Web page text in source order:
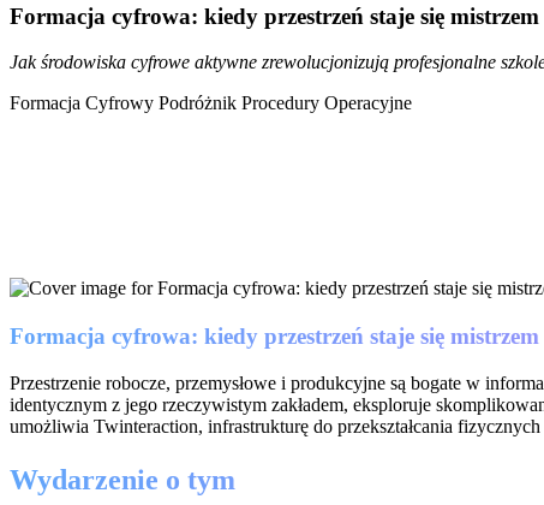
Formacja cyfrowa: kiedy przestrzeń staje się mistrzem
Jak środowiska cyfrowe aktywne zrewolucjonizują profesjonalne
Formacja Cyfrowy Podróżnik Procedury Operacyjne
Formacja cyfrowa: kiedy przestrzeń staje się mistrzem
Przestrzenie robocze, przemysłowe i produkcyjne są bogate w
identycznym z jego rzeczywistym zakładem, eksploruje
umożliwia Twinteraction, infrastrukturę do przekształcania
Wydarzenie o tym